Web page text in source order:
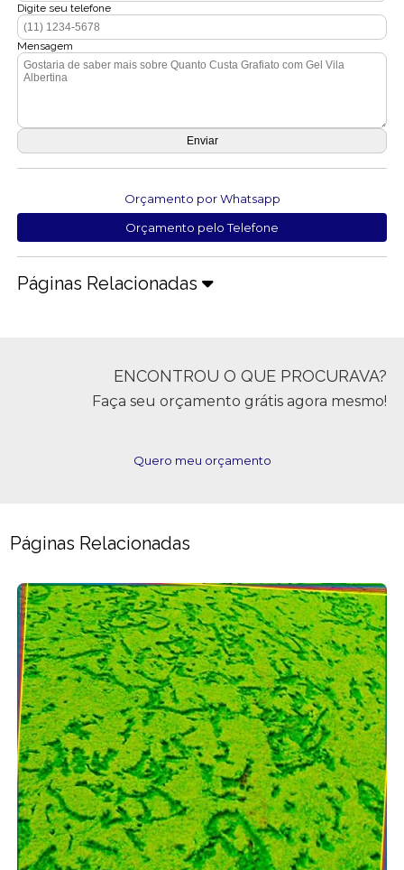
Digite seu telefone
Mensagem
Orçamento por Whatsapp
Orçamento pelo Telefone
Páginas Relacionadas
ENCONTROU O QUE PROCURAVA?
Faça seu orçamento grátis agora mesmo!
Quero meu orçamento
Páginas Relacionadas